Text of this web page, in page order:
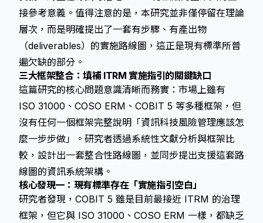
接參考意義。值得注意的是，本研究並非僅停留在理論
層次，而是明確提出了一套有步驟、有產出物
（deliverables）的實施路線圖，這正是現有標準所普
遍欠缺的部分。
三大框架整合：填補 ITRM 實施指引的關鍵缺口
這篇研究的核心問題意識清晰而務實：市場上雖有
ISO 31000、COSO ERM、COBIT 5 等多種框架，但
沒有任何一個框架完整說明「資訊科技風險管理應該怎
麼一步步做」。研究者透過系統性文獻分析與框架比
較，設計出一套整合性路線圖，並同步提出支援這套路
線圖的資訊系統架構。
核心發現一：現有標準存在「實施指引空白」
研究者發現，COBIT 5 雖是目前最接近 ITRM 的治理
框架，但它與 ISO 31000、COSO ERM 一樣，都缺乏